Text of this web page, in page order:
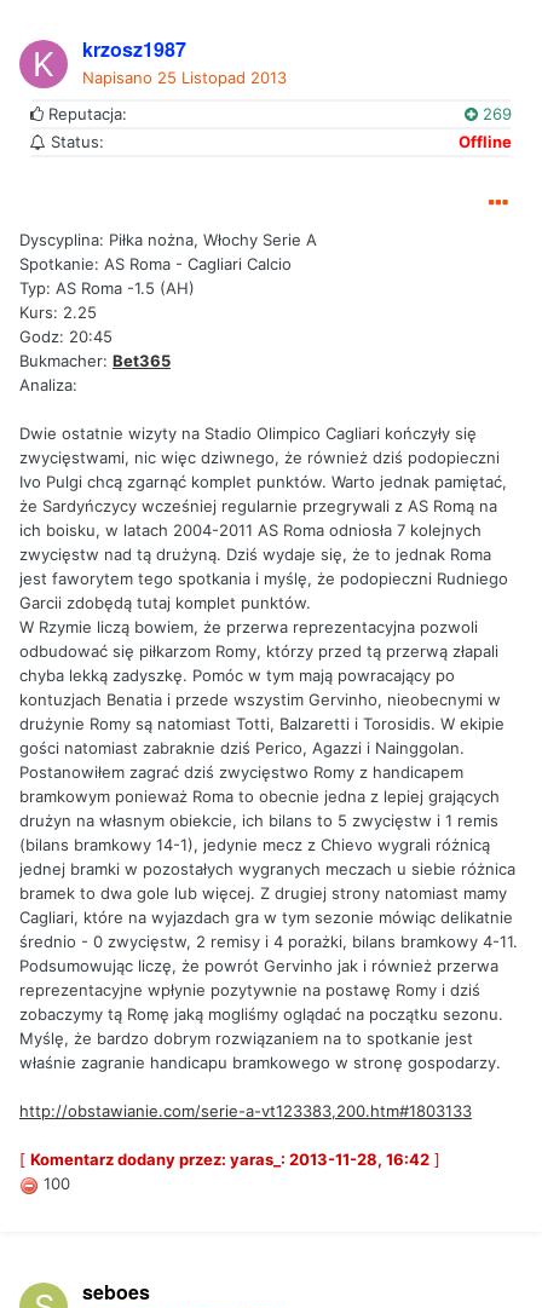
krzosz1987
Napisano 25 Listopad 2013
Reputacja:
269
Status:
Offline
Dyscyplina: Piłka nożna, Włochy Serie A
Spotkanie: AS Roma - Cagliari Calcio
Typ: AS Roma -1.5 (AH)
Kurs: 2.25
Godz: 20:45
Bukmacher: Bet365
Analiza:
Dwie ostatnie wizyty na Stadio Olimpico Cagliari kończyły się
zwycięstwami, nic więc dziwnego, że również dziś podopieczni
Ivo Pulgi chcą zgarnąć komplet punktów. Warto jednak pamiętać,
że Sardyńczycy wcześniej regularnie przegrywali z AS Romą na
ich boisku, w latach 2004-2011 AS Roma odniosła 7 kolejnych
zwycięstw nad tą drużyną. Dziś wydaje się, że to jednak Roma
jest faworytem tego spotkania i myślę, że podopieczni Rudniego
Garcii zdobędą tutaj komplet punktów.
W Rzymie liczą bowiem, że przerwa reprezentacyjna pozwoli
odbudować się piłkarzom Romy, którzy przed tą przerwą złapali
chyba lekką zadyszkę. Pomóc w tym mają powracający po
kontuzjach Benatia i przede wszystim Gervinho, nieobecnymi w
drużynie Romy są natomiast Totti, Balzaretti i Torosidis. W ekipie
gości natomiast zabraknie dziś Perico, Agazzi i Nainggolan.
Postanowiłem zagrać dziś zwycięstwo Romy z handicapem
bramkowym ponieważ Roma to obecnie jedna z lepiej grających
drużyn na własnym obiekcie, ich bilans to 5 zwycięstw i 1 remis
(bilans bramkowy 14-1), jedynie mecz z Chievo wygrali różnicą
jednej bramki w pozostałych wygranych meczach u siebie różnica
bramek to dwa gole lub więcej. Z drugiej strony natomiast mamy
Cagliari, które na wyjazdach gra w tym sezonie mówiąc delikatnie
średnio - 0 zwycięstw, 2 remisy i 4 porażki, bilans bramkowy 4-11.
Podsumowując liczę, że powrót Gervinho jak i również przerwa
reprezentacyjne wpłynie pozytywnie na postawę Romy i dziś
zobaczymy tą Romę jaką mogliśmy oglądać na początku sezonu.
Myślę, że bardzo dobrym rozwiązaniem na to spotkanie jest
właśnie zagranie handicapu bramkowego w stronę gospodarzy.
http://obstawianie.com/serie-a-vt123383,200.htm#1803133
[ Komentarz dodany przez: yaras_: 2013-11-28, 16:42 ]
100
seboes